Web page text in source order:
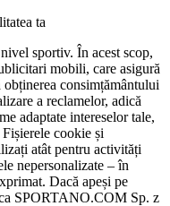
ta
sportiv. În acest scop,
mobili, care asigură
consimțământului
a reclamelor, adică
adaptate intereselor tale,
cookie și
atât pentru activități
nepersonalizate – în
Dacă apeși pe
SPORTANO.COM Sp. z